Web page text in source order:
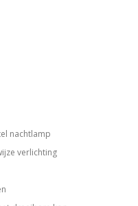
nachtlamp
verlichting